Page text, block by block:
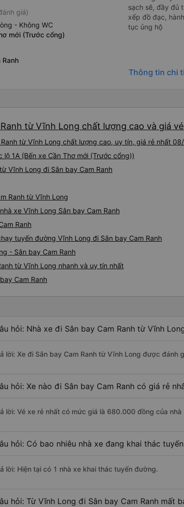
giá)
- Không WC
mới (Trước cổng)
Ranh
sạch sẽ, đầy đủ
xếp đồ đạc,
tục ủng hộ
Thông tin chi
từ Vĩnh Long chất lượng cao và giá
từ Vĩnh Long chất lượng cao, uy tín, giá rẻ nhất
lộ 1A (Bến xe Cần Thơ mới (Trước cổng))
Vĩnh Long đi Sân bay Cam Ranh
Ranh từ Vĩnh Long
xe Vĩnh Long Sân bay Cam Ranh
Ranh
tuyến đường Vĩnh Long đi Sân bay Cam Ranh
- Sân bay Cam Ranh
từ Vĩnh Long nhanh và uy tín nhất
Cam Ranh
hỏi: Nhà xe đi Sân bay Cam Ranh từ Vĩnh
lời: Xe đi Sân bay Cam Ranh từ Vĩnh Long được đánh
hỏi: Xe nào đi Sân bay Cam Ranh có giá rẻ
lời: Vé xe rẻ nhất có mức giá là 680.000 đồng của nhà
hỏi: Có bao nhiêu nhà xe đang khai thác
lời: Hiện tại có 1 nhà xe khai thác tuyến đường.
hỏi: Từ Vĩnh Long đi Sân bay Cam Ranh mất